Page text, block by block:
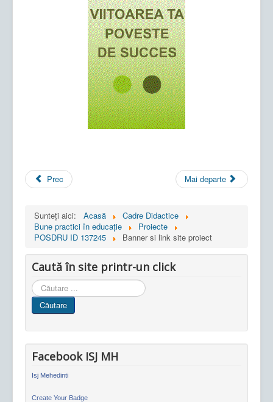
Prec Mai departe
Sunteți aici: Acasă
Cadre Didactice
Bune practici în educaţie
Proiecte
POSDRU ID 137245
Banner si link site proiect
Caută în site printr-un click
Cauta
in
site
Căutare
Facebook ISJ MH
Isj Mehedinti
Create Your Badge